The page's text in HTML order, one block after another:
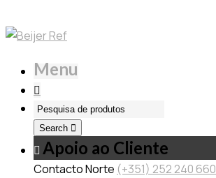
Menu
Search
Apoio ao Cliente
Contacto Norte (+351) 252 240 660